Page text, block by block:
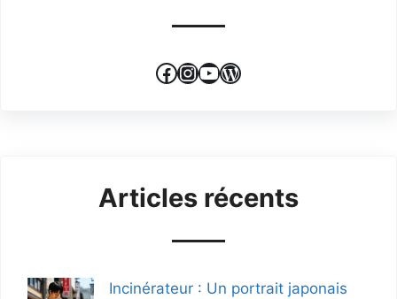
Facebook
Instagram
YouTube
WordPress
Articles récents
Incinérateur : Un portrait japonais